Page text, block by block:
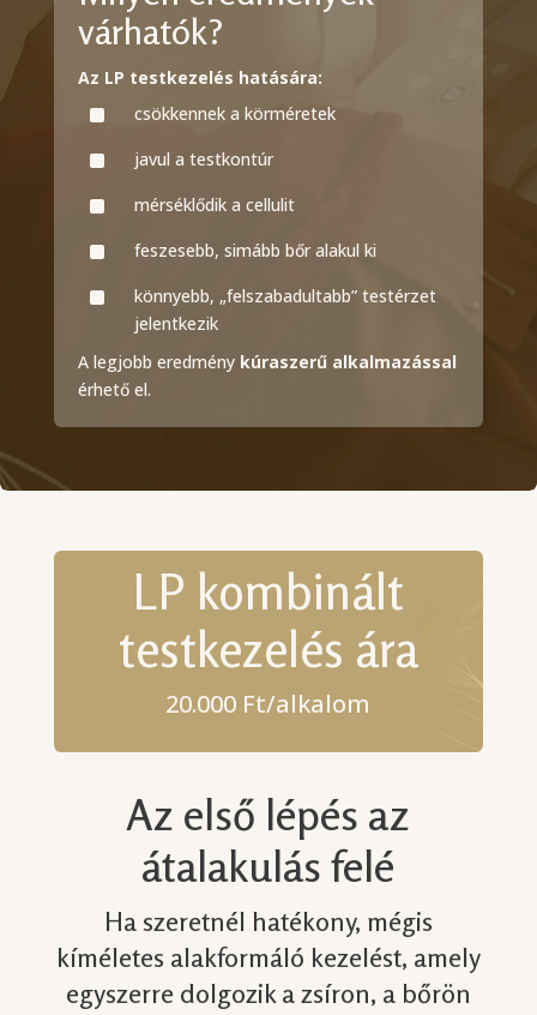
várhatók?
Az LP testkezelés hatására:
^ csökkennek a körméretek
^ javul a testkontúr
^ mérséklődik a cellulit
^ feszesebb, simább bőr alakul ki
^
könnyebb, „felszabadultabb” testérzet
jelentkezik
A legjobb eredmény kúraszerű alkalmazással
érhető el.
LP kombinált
testkezelés ára
20.000 Ft/alkalom
Az első lépés az
átalakulás felé
Ha szeretnél hatékony, mégis
kíméletes alakformáló kezelést, amely
egyszerre dolgozik a zsíron, a bőrön